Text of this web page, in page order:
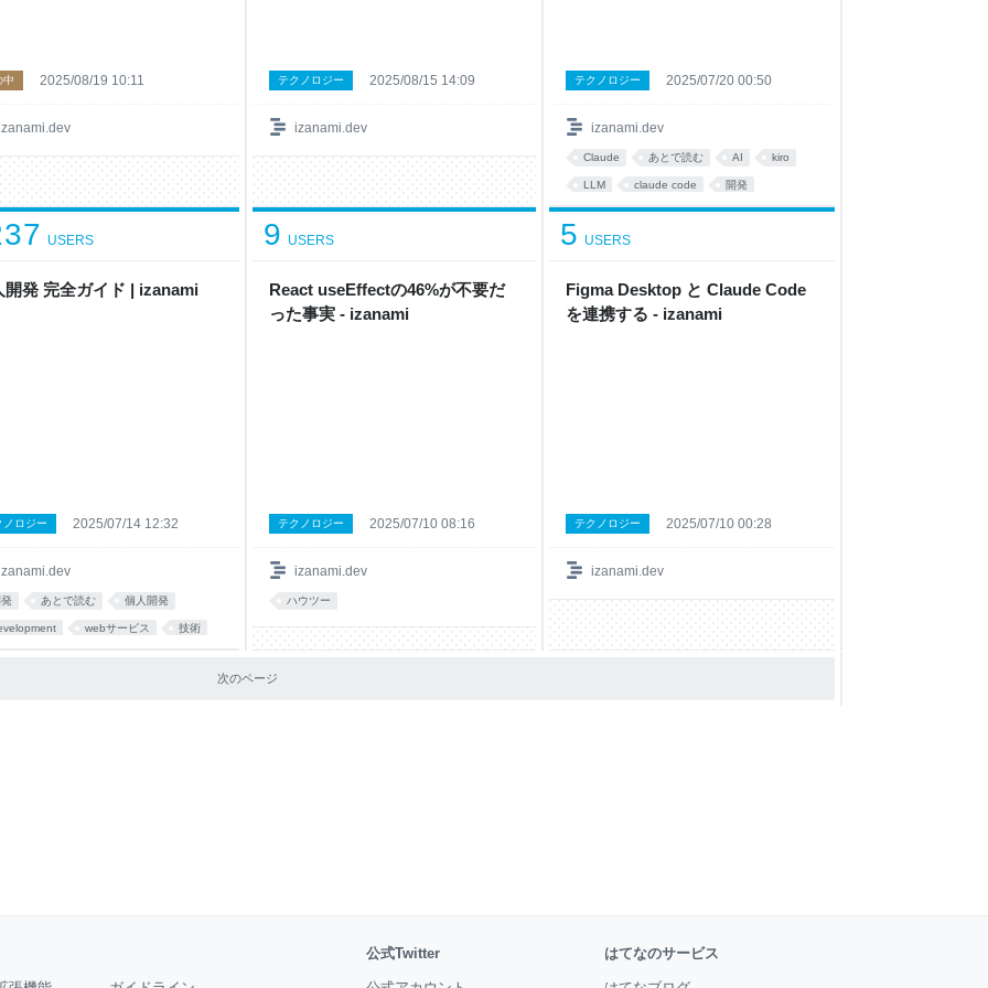
中 2025/08/19 10:11
izanami.dev
テクノロジー 2025/08/15 14:09
izanami.dev
テクノロジー 2025/07/20 00:50
Claude あとで読む AI kiro
LLM claude code 開発
development ClaudeCode
プログラミング
開発 完全ガイド | izanami
USERS
ノロジー 2025/07/14 12:32
あとで読む 個人開発
webサービス 技術
React useEffectの46%が不要だ
った事実 - izanami
9 USERS
izanami.dev
テクノロジー 2025/07/10 08:16
ハウツー
Figma Desktop と Claude Code
を連携する - izanami
5 USERS
izanami.dev
テクノロジー 2025/07/10 00:28
次のページ
公式Twitter はてなのサービス